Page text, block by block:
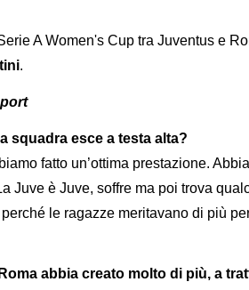
A Women's Cup tra Juventus e
.
squadra esce a testa alta?
fatto un’ottima prestazione.
Juve è Juve, soffre ma poi trova
le ragazze meritavano di più
abbia creato molto di più, a